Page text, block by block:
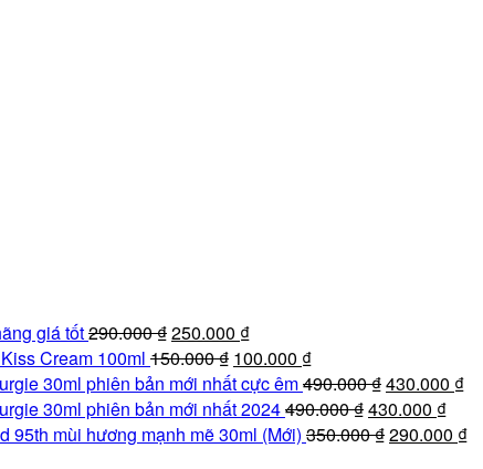
giá tốt290.000₫Giá
gốc
là:
290.000 ₫.
250.000 ₫Giá
hiện
tại
là:
250.000 ₫.
Cream 100ml 150.000₫ Giá
gốc
là:
150.000 ₫.
100.000 ₫Giá
hiện
tại
là:
30ml phiên bản mới nhất cực êm490.000₫Giá
gốc
là:
430.000 ₫Giá
tại
30ml phiên bản mới nhất 2024490.000₫Giá
gốc
430.000 ₫Giá
hiện
95th mùi hương mạnh mẽ 30ml (Mới) 350.000₫Giá
290.000 ₫Giá